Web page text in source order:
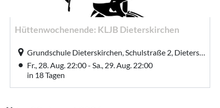
Hüttenwochenende: KLJB Dieterskirchen
Grundschule Dieterskirchen, Schulstraße 2, Dieterskirchen
Fr., 28. Aug. 22:00 - Sa., 29. Aug. 22:00
in 18 Tagen